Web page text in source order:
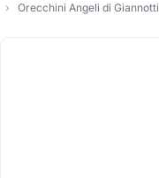
Orecchini Angeli di Giannotti